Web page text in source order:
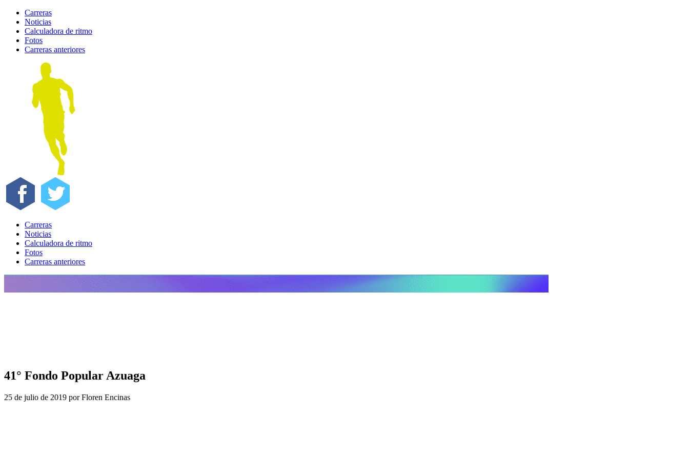
Carreras
Noticias
Calculadora de ritmo
Fotos
Carreras anteriores
Carreras
Noticias
Calculadora de ritmo
Fotos
Carreras anteriores
41° Fondo Popular Azuaga
25 de julio de 2019 por Floren Encinas